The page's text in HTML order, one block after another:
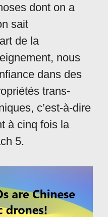
dont on a
sait
de la
nous
dans des
trans-
c’est-à-dire
à cinq fois la
5.